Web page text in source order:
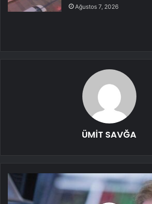
Ağustos 7, 2026
ÜMİT SAVĞA